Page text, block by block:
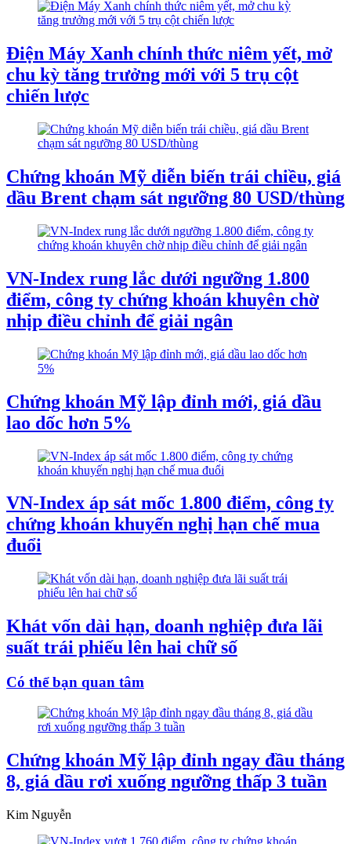
Điện Máy Xanh chính thức niêm yết, mở
chu kỳ tăng trưởng mới với 5 trụ cột
chiến lược
Chứng khoán Mỹ diễn biến trái chiều, giá
dầu Brent chạm sát ngưỡng 80 USD/thùng
VN-Index rung lắc dưới ngưỡng 1.800
điểm, công ty chứng khoán khuyên chờ
nhịp điều chỉnh để giải ngân
Chứng khoán Mỹ lập đỉnh mới, giá dầu
lao dốc hơn 5%
VN-Index áp sát mốc 1.800 điểm, công ty
chứng khoán khuyến nghị hạn chế mua
đuổi
Khát vốn dài hạn, doanh nghiệp đưa lãi
suất trái phiếu lên hai chữ số
Có thể bạn quan tâm
Chứng khoán Mỹ lập đỉnh ngay đầu tháng
8, giá dầu rơi xuống ngưỡng thấp 3 tuần
Kim Nguyễn